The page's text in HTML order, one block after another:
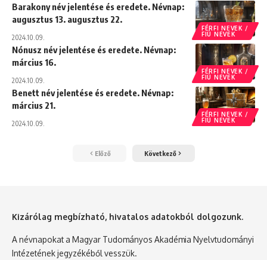
FÉRFI NEVEK /
FIÚ NEVEK
Barakony név jelentése és eredete. Névnap:
augusztus 13. augusztus 22.
2024.10.09.
FÉRFI NEVEK /
FIÚ NEVEK
Nónusz név jelentése és eredete. Névnap:
március 16.
2024.10.09.
FÉRFI NEVEK /
FIÚ NEVEK
Benett név jelentése és eredete. Névnap:
március 21.
2024.10.09.
Előző Következő
Kizárólag megbízható, hivatalos adatokból dolgozunk.
A névnapokat a Magyar Tudományos Akadémia Nyelvtudományi
Intézetének jegyzékéből vesszük.